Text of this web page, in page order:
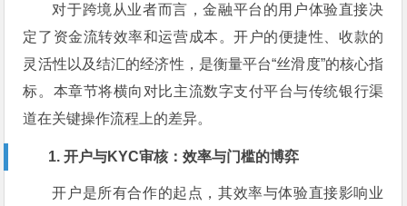
对于跨境从业者而言，金融平台的用户体验直接决
定了资金流转效率和运营成本。开户的便捷性、收款的
灵活性以及结汇的经济性，是衡量平台“丝滑度”的核心指
标。本章节将横向对比主流数字支付平台与传统银行渠
道在关键操作流程上的差异。
1. 开户与KYC审核：效率与门槛的博弈
开户是所有合作的起点，其效率与体验直接影响业